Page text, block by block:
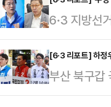
다”며 “그
란은 물론
다.이어 그
2차 지급 대
을 기준으로
▲2인 가구
원금을 받
가구 …
6·3 지방선
후보와 박형
경쟁력을 갖
이 나타나고
하는 구호가
[6·3 리포트] 하정
부산 북구갑
가 꼽히고